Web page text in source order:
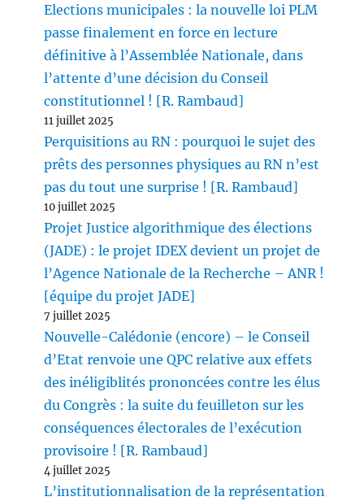
Elections municipales : la nouvelle loi PLM
passe finalement en force en lecture
définitive à l’Assemblée Nationale, dans
l’attente d’une décision du Conseil
constitutionnel ! [R. Rambaud]
11 juillet 2025
Perquisitions au RN : pourquoi le sujet des
prêts des personnes physiques au RN n’est
pas du tout une surprise ! [R. Rambaud]
10 juillet 2025
Projet Justice algorithmique des élections
(JADE) : le projet IDEX devient un projet de
l’Agence Nationale de la Recherche – ANR !
[équipe du projet JADE]
7 juillet 2025
Nouvelle-Calédonie (encore) – le Conseil
d’Etat renvoie une QPC relative aux effets
des inéligiblités prononcées contre les élus
du Congrès : la suite du feuilleton sur les
conséquences électorales de l’exécution
provisoire ! [R. Rambaud]
4 juillet 2025
L’institutionnalisation de la représentation